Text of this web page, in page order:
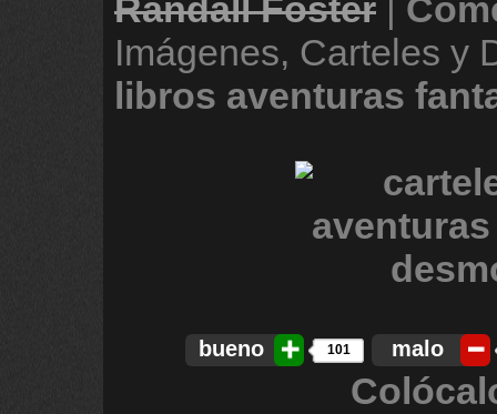
Randall Foster |
Imágenes, Carteles y
libros aventuras
bueno 101 malo